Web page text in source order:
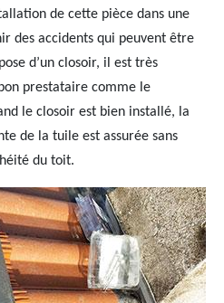
de cette pièce dans une
des accidents qui peuvent être
d’un closoir, il est très
prestataire comme le
le closoir est bien installé, la
de la tuile est assurée sans
du toit.